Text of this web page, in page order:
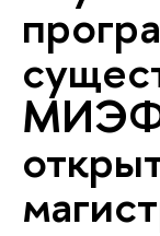
МИЭФ